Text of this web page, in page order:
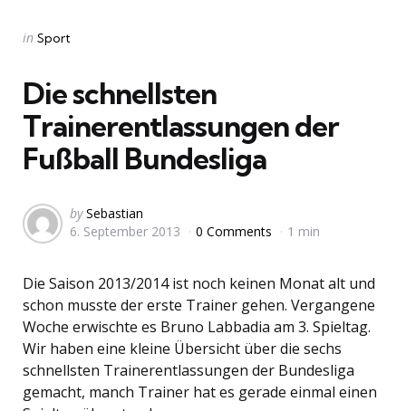
Categories
Posted
in Sport
Die schnellsten
Trainerentlassungen der
Fußball Bundesliga
Posted
by
by Sebastian
6. September 2013
0 Comments 1 min
Die Saison 2013/2014 ist noch keinen Monat alt und
schon musste der erste Trainer gehen. Vergangene
Woche erwischte es Bruno Labbadia am 3. Spieltag.
Wir haben eine kleine Übersicht über die sechs
schnellsten Trainerentlassungen der Bundesliga
gemacht, manch Trainer hat es gerade einmal einen